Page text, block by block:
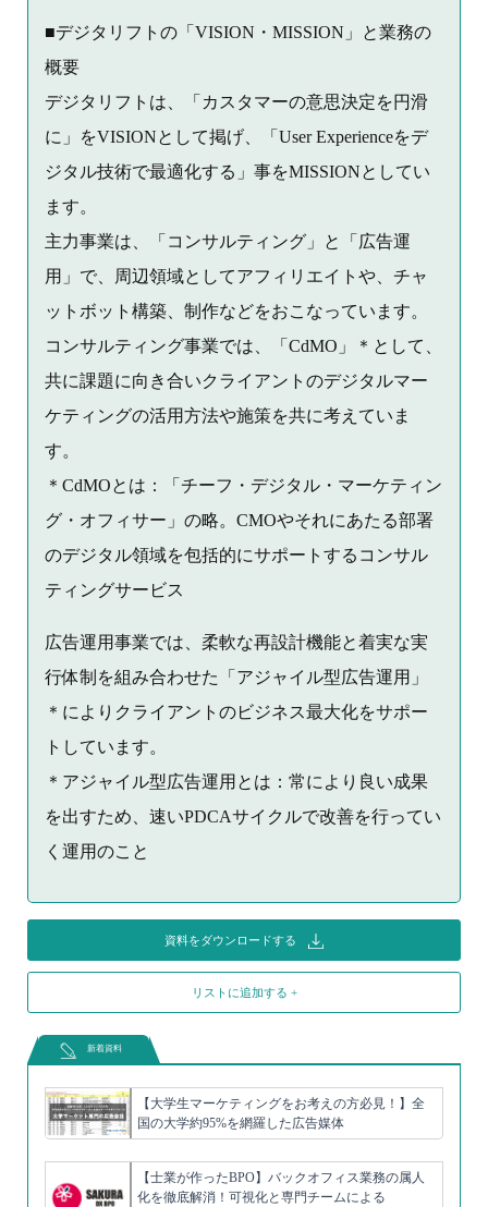
■デジタリフトの「VISION・MISSION」と業務の
概要
デジタリフトは、「カスタマーの意思決定を円滑
に」をVISIONとして掲げ、「User Experienceをデ
ジタル技術で最適化する」事をMISSIONとしてい
ます。
主力事業は、「コンサルティング」と「広告運
用」で、周辺領域としてアフィリエイトや、チャ
ットボット構築、制作などをおこなっています。
コンサルティング事業では、「CdMO」＊として、
共に課題に向き合いクライアントのデジタルマー
ケティングの活用方法や施策を共に考えていま
す。
＊CdMOとは：「チーフ・デジタル・マーケティン
グ・オフィサー」の略。CMOやそれにあたる部署
のデジタル領域を包括的にサポートするコンサル
ティングサービス
広告運用事業では、柔軟な再設計機能と着実な実
行体制を組み合わせた「アジャイル型広告運用」
＊によりクライアントのビジネス最大化をサポー
トしています。
＊アジャイル型広告運用とは：常により良い成果
を出すため、速いPDCAサイクルで改善を行ってい
く運用のこと
資料をダウンロードする
リストに追加する +
新着資料
【大学生マーケティングをお考えの方必見！】全
国の大学約95%を網羅した広告媒体
【士業が作ったBPO】バックオフィス業務の属人
化を徹底解消！可視化と専門チームによる